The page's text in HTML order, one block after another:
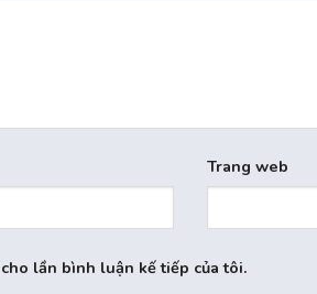
Trang web
lần bình luận kế tiếp của tôi.